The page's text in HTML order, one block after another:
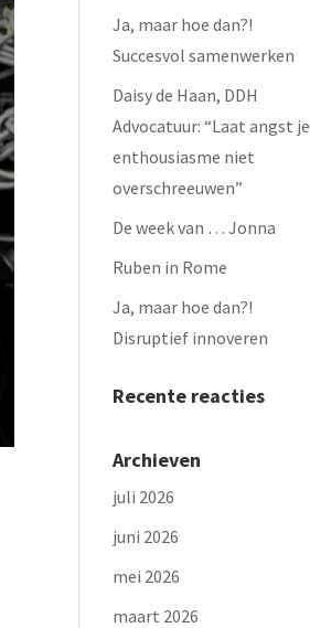
Ja, maar hoe dan?!
Succesvol samenwerken
Daisy de Haan, DDH
Advocatuur: “Laat angst je
enthousiasme niet
overschreeuwen”
De week van … Jonna
Ruben in Rome
Ja, maar hoe dan?!
Disruptief innoveren
Recente reacties
Archieven
juli 2026
juni 2026
mei 2026
maart 2026